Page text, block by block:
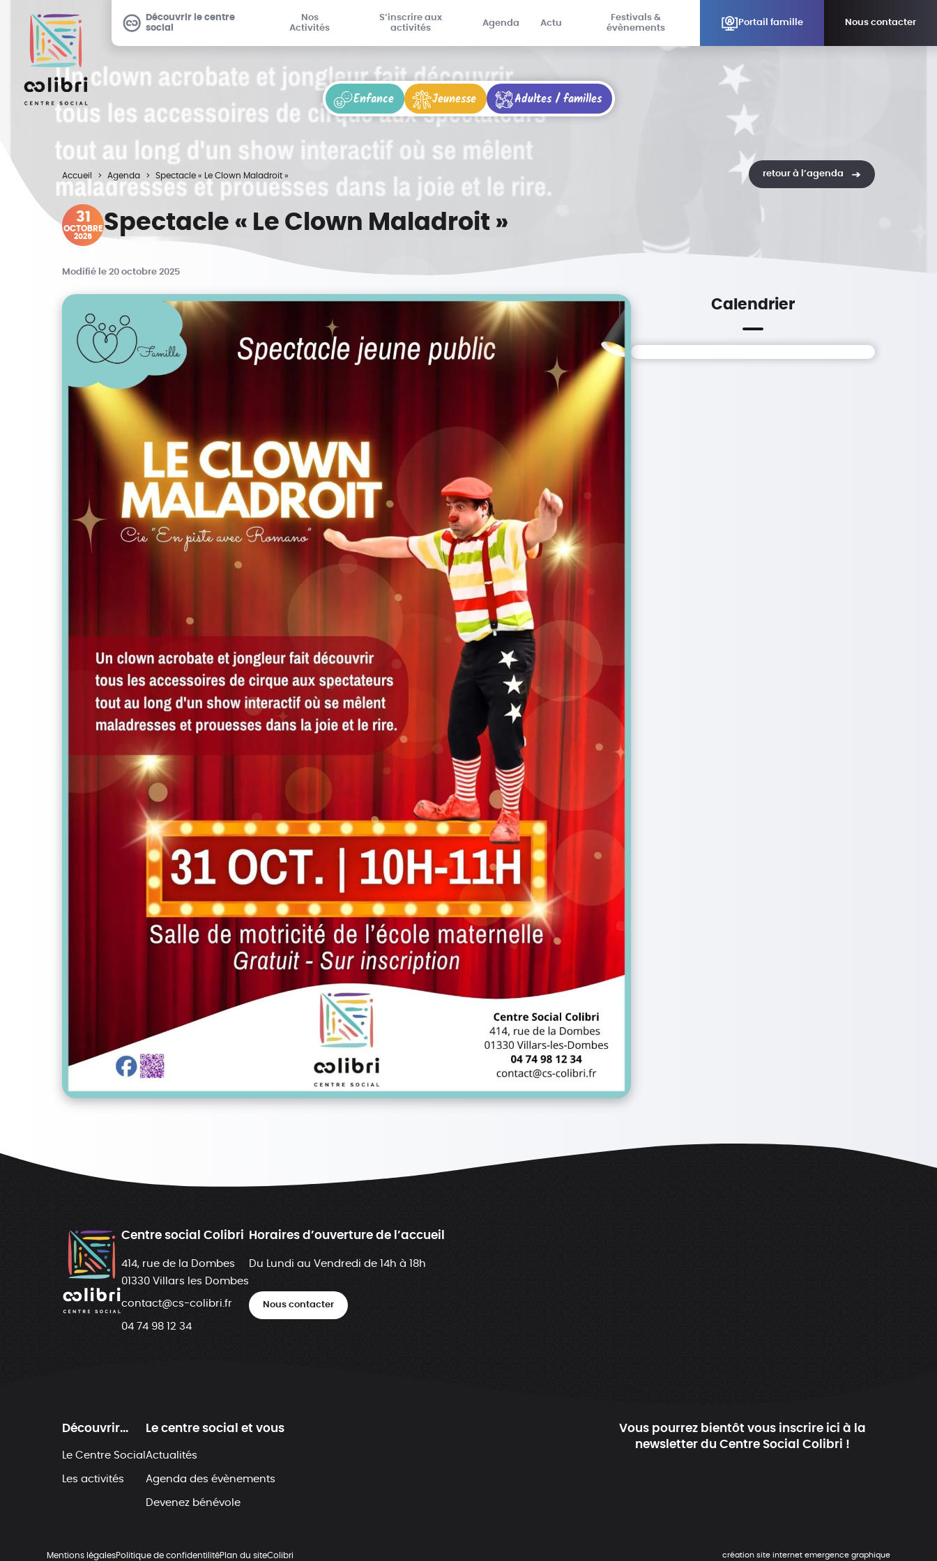
Découvrir le centre
social
Nos
Activités
S’inscrire aux
activités
Agenda Actu
Festivals &
évènements
Portail famille Nous contacter
Enfance Jeunesse Adultes / familles
Accueil Agenda Spectacle « Le Clown Maladroit » retour à l’agenda
31
OCTOBRE
2025
Spectacle « Le Clown Maladroit »
Modifié le 20 octobre 2025
Calendrier
Centre social Colibri
414, rue de la Dombes
01330 Villars les Dombes
contact@cs-colibri.fr
04 74 98 12 34
Horaires d’ouverture de l’accueil
Du Lundi au Vendredi de 14h à 18h
Nous contacter
Découvrir...
Le Centre Social
Les activités
Le centre social et vous
Actualités
Agenda des évènements
Devenez bénévole
Vous pourrez bientôt vous inscrire ici à la
newsletter du Centre Social Colibri !
Mentions légalesPolitique de confidentilitéPlan du siteColibri création site internet emergence graphique